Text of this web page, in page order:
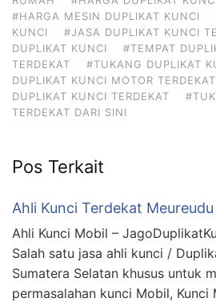
#HARGA MESIN DUPLIKAT KUNCI
KUNCI
#JASA DUPLIKAT KUNCI
DUPLIKAT KUNCI
#TEMPAT
TERDEKAT
#TUKANG DUPLIKAT
DUPLIKAT KUNCI MOTOR TERDEKAT
DUPLIKAT KUNCI TERDEKAT
TERDEKAT DARI SINI
Pos Terkait
Ahli Kunci Terdekat Meureudu
Ahli Kunci Mobil –
Salah satu jasa ahli kunci /
Sumatera Selatan khusus untuk
permasalahan kunci Mobil, Kunci